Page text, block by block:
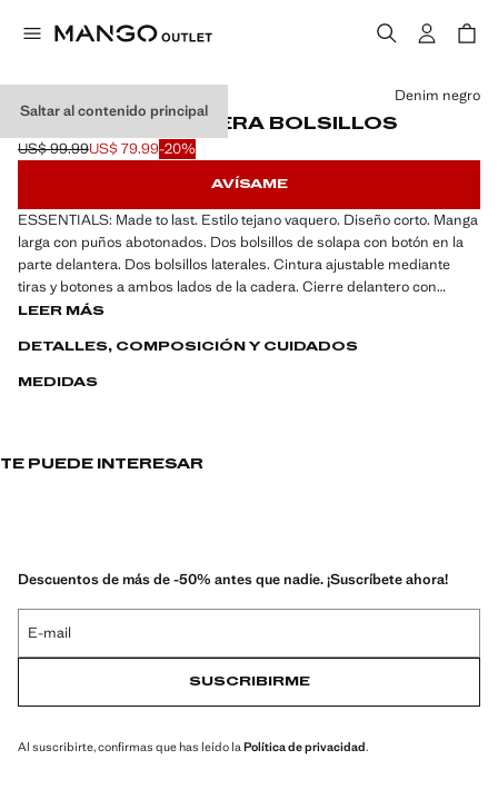
Saltar al contenido principal
CAZADORA VAQUERA BOLSILLOS
Precio inicial tachado [US$ 99.99 ]
US$ 99.99
Precio actual [US$ 79.99 ]
US$ 79.99-20%
Selecciona un color
Denim negro
AVÍSAME
ESSENTIALS: Made to last. Estilo tejano vaquero. Diseño corto. Manga
larga con puños abotonados. Dos bolsillos de solapa con botón en la
parte delantera. Dos bolsillos laterales. Cintura ajustable mediante
tiras y botones a ambos lados de la cadera. Cierre delantero con
botones. Cuello clásico. Tejido 100% algodón
ESSENTIALS: Made to last. Hemos reforzado nuestras exigencias de
calidad añadiendo nuevas pruebas de resistencia a nuestras prendas.
LEER MÁS
DETALLES, COMPOSICIÓN Y CUIDADOS
MEDIDAS
TE PUEDE INTERESAR
Descuentos de más de -50% antes que nadie. ¡Suscríbete ahora!
E-mail
SUSCRIBIRME
Al suscribirte, confirmas que has leído la Política de privacidad.